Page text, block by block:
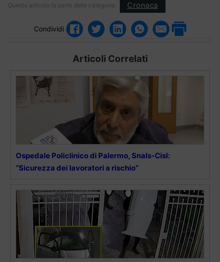
Questo articolo fa parte delle categorie: Cronaca
Condividi
Articoli Correlati
Ospedale Policlinico di Palermo, Snals-Cisl:
“Sicurezza dei lavoratori a rischio”